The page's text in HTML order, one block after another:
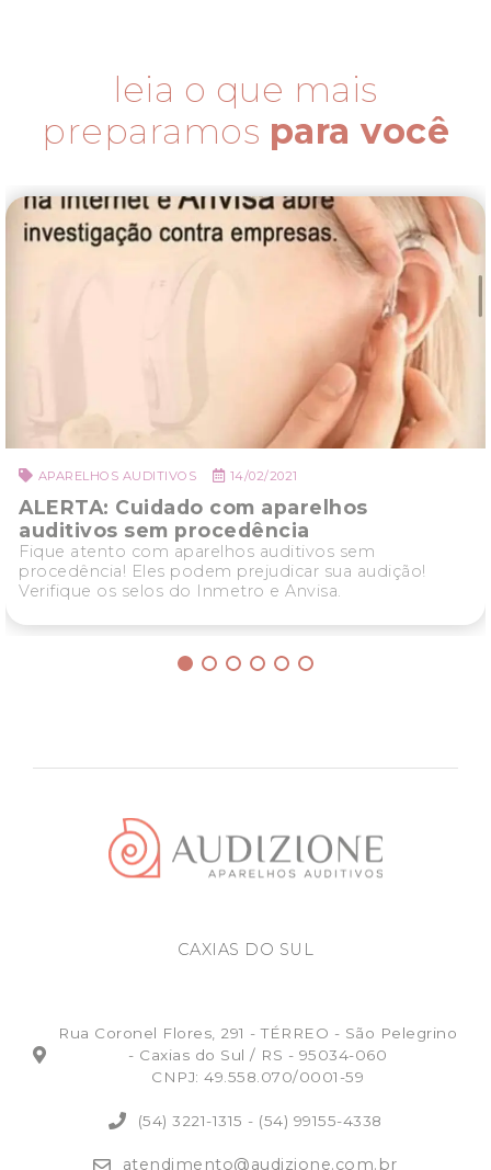
leia o que mais
preparamos para você
APARELHOS AUDITIVOS 14/02/2021
ALERTA: Cuidado com aparelhos
auditivos sem procedência
Fique atento com aparelhos auditivos sem
procedência! Eles podem prejudicar sua audição!
Verifique os selos do Inmetro e Anvisa.
CAXIAS DO SUL
Rua Coronel Flores, 291 - TÉRREO - São Pelegrino
- Caxias do Sul / RS - 95034-060
CNPJ: 49.558.070/0001-59
(54) 3221-1315 - (54) 99155-4338
atendimento@audizione.com.br